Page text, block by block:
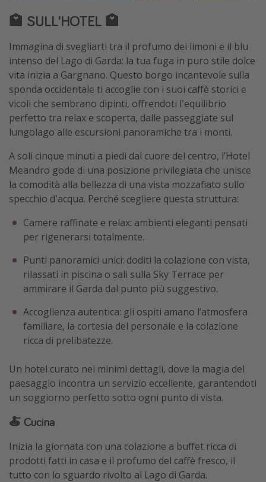
🏩 SULL'HOTEL 🏩
Immagina di svegliarti tra il profumo dei limoni e il blu
intenso del Lago di Garda: la tua fuga in puro stile dolce
vita inizia a Gargnano. Questo borgo incantevole sulla
sponda occidentale ti accoglie con i suoi caffè storici e
vicoli che sembrano dipinti, offrendoti l'equilibrio
perfetto tra relax e scoperta, dalle passeggiate sul
lungolago alle escursioni panoramiche tra i monti.
A soli cinque minuti a piedi dal cuore del centro, l’Hotel
Meandro gode di una posizione privilegiata che unisce
la comodità alla bellezza di una vista mozzafiato sullo
specchio d'acqua. Perché scegliere questa struttura:
Camere raffinate e relax: ambienti eleganti pensati
per rigenerarsi totalmente.
Punti panoramici unici: doditi la colazione con vista,
rilassati in piscina o sali sulla Sky Terrace per
ammirare il Garda dal punto più suggestivo.
Accoglienza autentica: gli ospiti amano l’atmosfera
familiare, la cortesia del personale e la colazione
ricca di prelibatezze.
Un hotel curato nei minimi dettagli, dove la magia del
paesaggio incontra un servizio eccellente, garantendoti
un soggiorno perfetto sotto ogni punto di vista.
🍝 Cucina
Inizia la giornata con una colazione a buffet ricca di
prodotti fatti in casa e il profumo del caffè fresco, il
tutto con lo sguardo rivolto al Lago di Garda.